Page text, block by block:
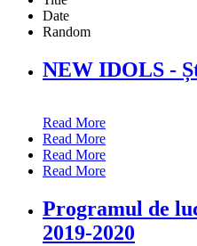
Date
Random
NEW IDOLS -
Read More
Read More
Read More
Read More
Programul de
2019-2020